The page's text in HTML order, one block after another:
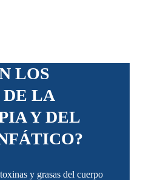
LOS
LA
Y DEL
y grasas del cuerpo